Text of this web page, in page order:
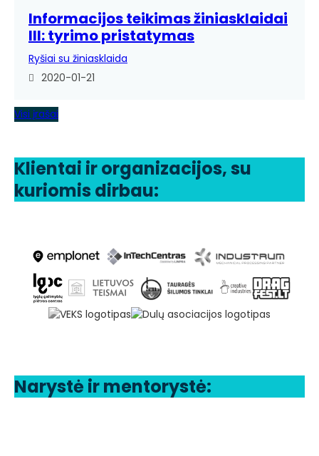
Informacijos teikimas žiniasklaidai
III: tyrimo pristatymas
Ryšiai su žiniasklaida
2020-01-21
Visi įrašai
Klientai ir organizacijos, su
kuriomis dirbau:
Narystė ir mentorystė: